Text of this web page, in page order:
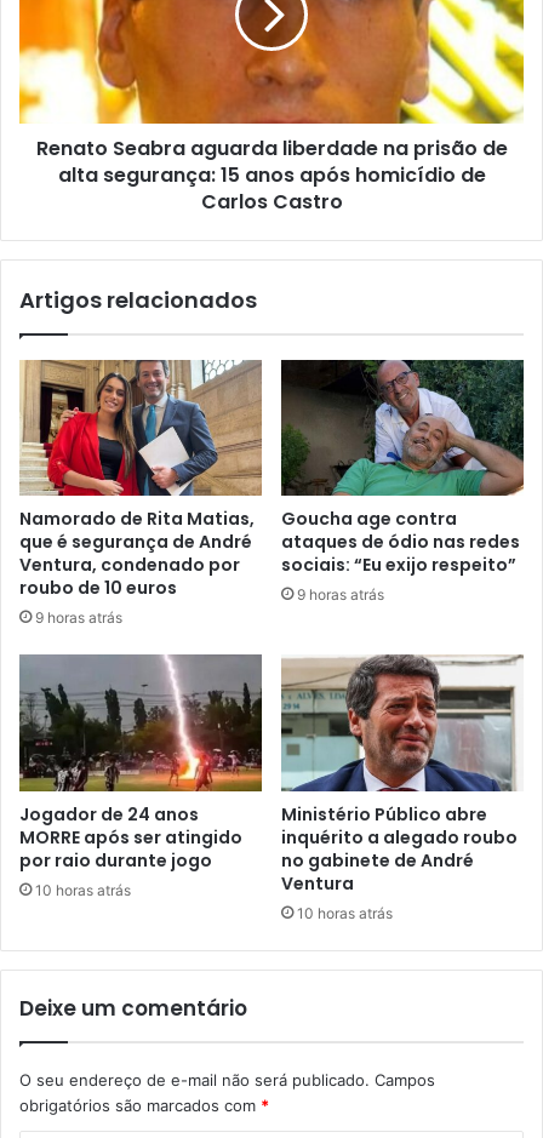
Renato Seabra aguarda liberdade na prisão de
alta segurança: 15 anos após homicídio de
Carlos Castro
Artigos relacionados
Namorado de Rita Matias,
que é segurança de André
Ventura, condenado por
roubo de 10 euros
9 horas atrás
Goucha age contra
ataques de ódio nas redes
sociais: “Eu exijo respeito”
9 horas atrás
Jogador de 24 anos
MORRE após ser atingido
por raio durante jogo
10 horas atrás
Ministério Público abre
inquérito a alegado roubo
no gabinete de André
Ventura
10 horas atrás
Deixe um comentário
O seu endereço de e-mail não será publicado. Campos
obrigatórios são marcados com *